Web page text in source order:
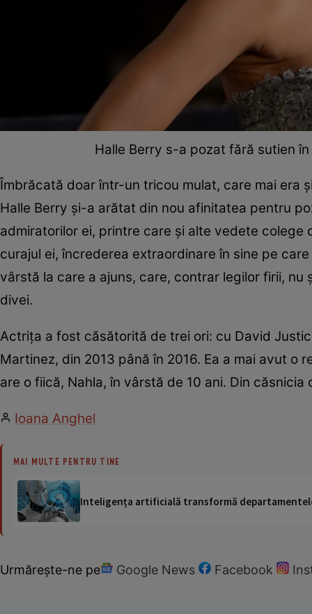
Halle Berry s-a pozat fără sutien
Îmbrăcată doar într-un tricou mulat, care mai era
Halle Berry și-a arătat din nou afinitatea pentru
admiratorilor ei, printre care și alte vedete
curajul ei, încrederea extraordinare în sine pe
vârstă la care a ajuns, care, contrar legilor firii,
divei.
Actriţa a fost căsătorită de trei ori: cu David
Martinez, din 2013 până în 2016. Ea a mai avut o
are o fiică, Nahla, în vârstă de 10 ani. Din
Ioana Anghel
MAI MULTE PENTRU TINE
Inteligența artificială transformă
Urmărește-ne pe Google News Facebook